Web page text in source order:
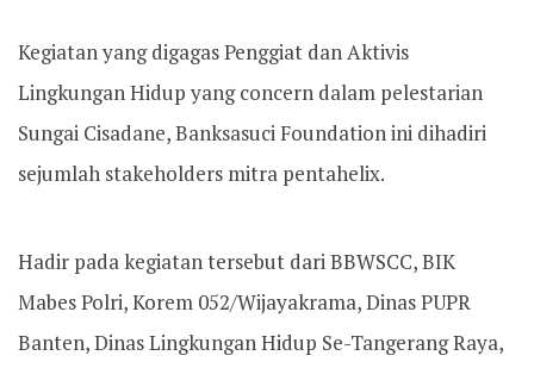
Kegiatan yang digagas Penggiat dan Aktivis
Lingkungan Hidup yang concern dalam pelestarian
Sungai Cisadane, Banksasuci Foundation ini dihadiri
sejumlah stakeholders mitra pentahelix.
Hadir pada kegiatan tersebut dari BBWSCC, BIK
Mabes Polri, Korem 052/Wijayakrama, Dinas PUPR
Banten, Dinas Lingkungan Hidup Se-Tangerang Raya,